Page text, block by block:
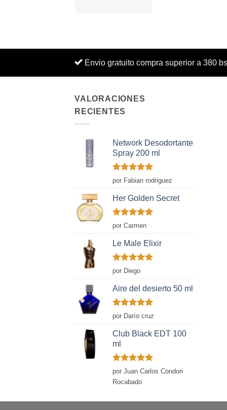
Envio gratuito compra superior a 380 bs
VALORACIONES
RECIENTES
Network Desodortante
Spray 200 ml
Valorado
con
por Fabian rodriguez
Her Golden Secret
Valorado
con
por Carmen
Le Male Elixir
Valorado
con
de 5
por Diego
Aire del desierto 50 ml
Valorado
con
por Darío cruz
Club Black EDT 100
ml
Valorado
con 5 de 5
por Juan Carlos Condori
Rocabado